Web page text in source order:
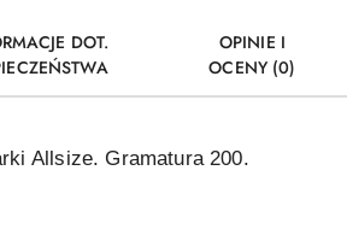
DOT.
OPINIE I
OCENY (0)
Allsize. Gramatura 200.